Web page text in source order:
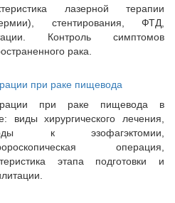
лазерной терапии
стентирования, ФТД,
Контроль симптомов
рака.
при раке пищевода
при раке пищевода в
виды хирургического лечения,
к эзофагэктомии,
операция,
этапа подготовки и